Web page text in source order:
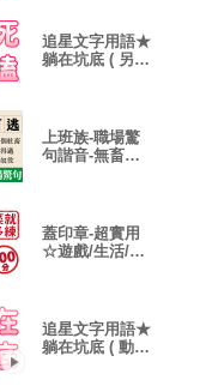
追星文字用語★
躺在坑底 ( 另有
上班族-職場驚
句諧音-無畜可
蓋印章-超實用
☆遊戲/生活/工
追星文字用語★
躺在坑底 ( 動態